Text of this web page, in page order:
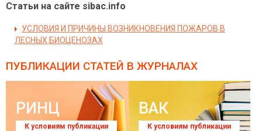
Статьи на сайте sibac.info
УСЛОВИЯ И ПРИЧИНЫ ВОЗНИКНОВЕНИЯ ПОЖАРОВ В
ЛЕСНЫХ БИОЦЕНОЗАХ
ПУБЛИКАЦИИ СТАТЕЙ В ЖУРНАЛАХ
РИНЦ
К условиям публикации
ВАК
К условиям публикации